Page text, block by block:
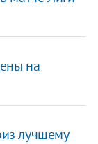
на
лучшему